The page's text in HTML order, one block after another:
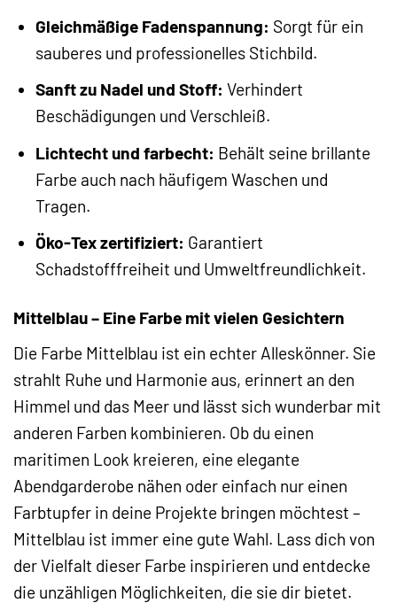
Gleichmäßige Fadenspannung: Sorgt für ein
sauberes und professionelles Stichbild.
Sanft zu Nadel und Stoff: Verhindert
Beschädigungen und Verschleiß.
Lichtecht und farbecht: Behält seine brillante
Farbe auch nach häufigem Waschen und
Tragen.
Öko-Tex zertifiziert: Garantiert
Schadstofffreiheit und Umweltfreundlichkeit.
Mittelblau – Eine Farbe mit vielen Gesichtern
Die Farbe Mittelblau ist ein echter Alleskönner. Sie
strahlt Ruhe und Harmonie aus, erinnert an den
Himmel und das Meer und lässt sich wunderbar mit
anderen Farben kombinieren. Ob du einen
maritimen Look kreieren, eine elegante
Abendgarderobe nähen oder einfach nur einen
Farbtupfer in deine Projekte bringen möchtest –
Mittelblau ist immer eine gute Wahl. Lass dich von
der Vielfalt dieser Farbe inspirieren und entdecke
die unzähligen Möglichkeiten, die sie dir bietet.